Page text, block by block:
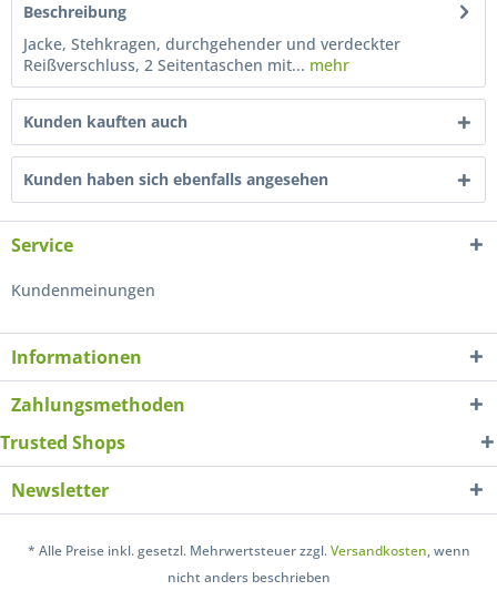
Beschreibung
Jacke, Stehkragen, durchgehender und verdeckter
Reißverschluss, 2 Seitentaschen mit... mehr
Kunden kauften auch
Kunden haben sich ebenfalls angesehen
Service
Kundenmeinungen
Informationen
Zahlungsmethoden
Trusted Shops
Newsletter
* Alle Preise inkl. gesetzl. Mehrwertsteuer zzgl.Versandkosten, wenn
nicht anders beschrieben